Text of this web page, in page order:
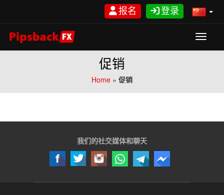
登录
报名
促销
Home » 促销
我们的社交媒体和聊天